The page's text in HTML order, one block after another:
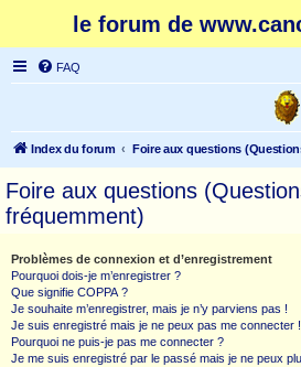
le forum de
FAQ
Index du forum Foire aux questions
Foire aux questions
fréquemment)
Problèmes de connexion et d’enregistrement
Pourquoi dois-je m’enregistrer ?
Que signifie COPPA ?
Je souhaite m’enregistrer, mais je n’y parviens pas !
Je suis enregistré mais je ne peux pas me connecter !
Pourquoi ne puis-je pas me connecter ?
Je me suis enregistré par le passé mais je ne peux